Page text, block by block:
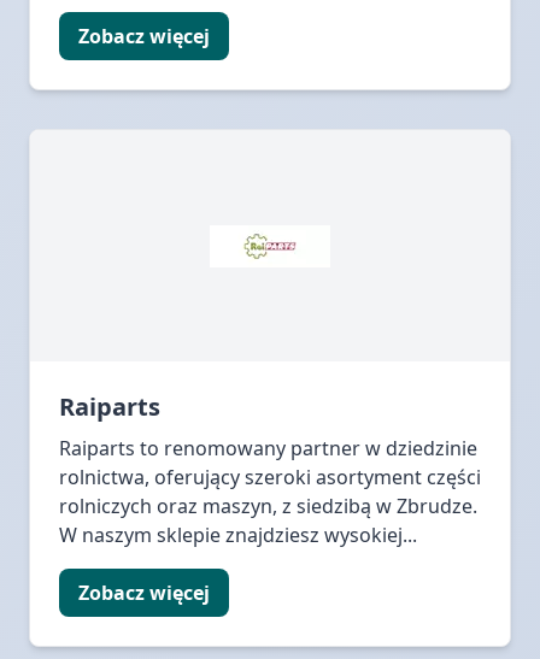
Zobacz więcej
Raiparts
Raiparts to renomowany partner w dziedzinie
rolnictwa, oferujący szeroki asortyment części
rolniczych oraz maszyn, z siedzibą w Zbrudze.
W naszym sklepie znajdziesz wysokiej...
Zobacz więcej